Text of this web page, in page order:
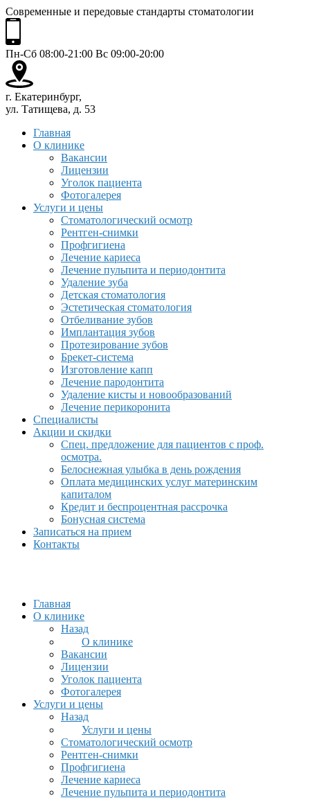
Современные и передовые стандарты стоматологии
Пн-Сб 08:00-21:00 Вс 09:00-20:00
г. Екатеринбург,
ул. Татищева, д. 53
Главная
О клинике
Вакансии
Лицензии
Уголок пациента
Фотогалерея
Услуги и цены
Стоматологический осмотр
Рентген-снимки
Профгигиена
Лечение кариеса
Лечение пульпита и периодонтита
Удаление зуба
Детская стоматология
Эстетическая стоматология
Отбеливание зубов
Имплантация зубов
Протезирование зубов
Брекет-система
Изготовление капп
Лечение пародонтита
Удаление кисты и новообразований
Лечение перикоронита
Специалисты
Акции и скидки
Спец. предложение для пациентов с проф.
осмотра.
Белоснежная улыбка в день рождения
Оплата медицинских услуг материнским
капиталом
Кредит и беспроцентная рассрочка
Бонусная система
Записаться на прием
Контакты
Главная
О клинике
Назад
О клинике
Вакансии
Лицензии
Уголок пациента
Фотогалерея
Услуги и цены
Назад
Услуги и цены
Стоматологический осмотр
Рентген-снимки
Профгигиена
Лечение кариеса
Лечение пульпита и периодонтита